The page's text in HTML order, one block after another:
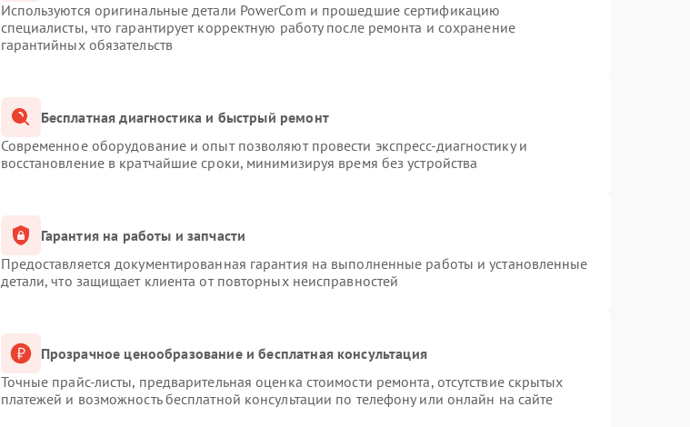
Используются оригинальные детали PowerCom и прошедшие сертификацию
специалисты, что гарантирует корректную работу после ремонта и сохранение
гарантийных обязательств
Бесплатная диагностика и быстрый ремонт
Современное оборудование и опыт позволяют провести экспресс-диагностику и
восстановление в кратчайшие сроки, минимизируя время без устройства
Гарантия на работы и запчасти
Предоставляется документированная гарантия на выполненные работы и установленные
детали, что защищает клиента от повторных неисправностей
Прозрачное ценообразование и бесплатная консультация
Точные прайс-листы, предварительная оценка стоимости ремонта, отсутствие скрытых
платежей и возможность бесплатной консультации по телефону или онлайн на сайте